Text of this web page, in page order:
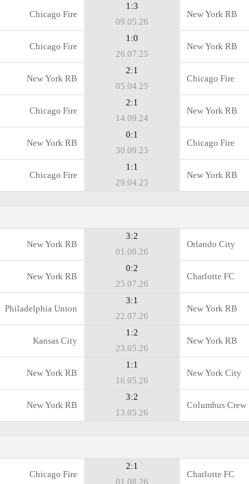
Chicago Fire
1:3
09.05.26
New York RB
Chicago Fire
1:0
26.07.25
New York RB
New York RB
2:1
05.04.25
Chicago Fire
Chicago Fire
2:1
14.09.24
New York RB
New York RB
0:1
30.09.23
Chicago Fire
Chicago Fire
1:1
29.04.23
New York RB
New York RB
3:2
01.08.26
Orlando City
New York RB
0:2
25.07.26
Charlotte FC
Philadelphia Union
3:1
22.07.26
New York RB
Kansas City
1:2
23.05.26
New York RB
New York RB
1:1
16.05.26
New York City
New York RB
3:2
13.05.26
Columbus Crew
Chicago Fire
2:1
01.08.26
Charlotte FC